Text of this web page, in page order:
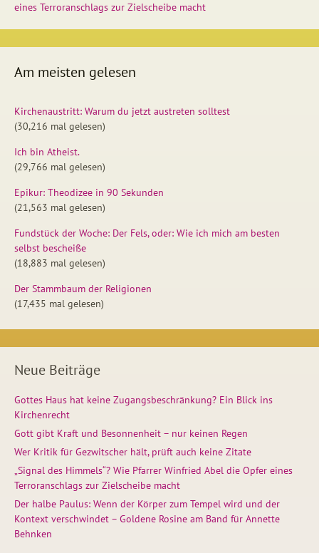
eines Terroranschlags zur Zielscheibe macht
Am meisten gelesen
Kirchenaustritt: Warum du jetzt austreten solltest
(30,216 mal gelesen)
Ich bin Atheist.
(29,766 mal gelesen)
Epikur: Theodizee in 90 Sekunden
(21,563 mal gelesen)
Fundstück der Woche: Der Fels, oder: Wie ich mich am besten
selbst bescheiße
(18,883 mal gelesen)
Der Stammbaum der Religionen
(17,435 mal gelesen)
Neue Beiträge
Gottes Haus hat keine Zugangsbeschränkung? Ein Blick ins
Kirchenrecht
Gott gibt Kraft und Besonnenheit – nur keinen Regen
Wer Kritik für Gezwitscher hält, prüft auch keine Zitate
„Signal des Himmels“? Wie Pfarrer Winfried Abel die Opfer eines
Terroranschlags zur Zielscheibe macht
Der halbe Paulus: Wenn der Körper zum Tempel wird und der
Kontext verschwindet – Goldene Rosine am Band für Annette
Behnken